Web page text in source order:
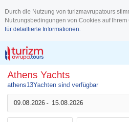
Durch die Nutzung von turizmavrupatours
Nutzungsbedingungen von Cookies auf Ihrem
für detaillierte Informationen.
09.08.2026 - 15.08.2026
Athens Yachts
athens13Yachten sind verfügbar